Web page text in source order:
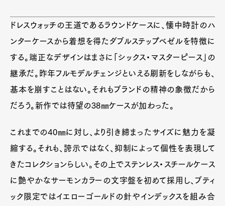
Art&Design WatchFashion
ドレスウォッチの王道であるラウンドケースに、懐中時計のハ
ンターケースから着想を得たダブルステップベゼルを特徴に
する。端正なデザインはまさに「シックス・マスターピース」の
継承だ。昨年フルモデルチェンジといえる刷新をしながらも、
基本を崩すことはない。それもブランドの精神の象徴だから
だろう。新作では待望の38㎜ケースが加わった。
これまでの40㎜に対し、より引き締まったサイズに魅力を凝
縮する。それも、誇示ではなく、抑制によって個性を表現して
きたコレクションらしい。その上でステンレス・スチールケース
に艶やかなサーモンカラーの文字盤を初めて採用し、ブティ
ック限定ではイエローゴールドの針やインデックスを組み合